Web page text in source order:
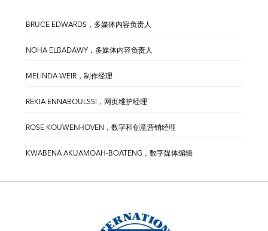
BRUCE EDWARDS，多媒体内容负责人
NOHA ELBADAWY，多媒体内容负责人
MELINDA WEIR，制作经理
REKIA ENNABOULSSI，网页维护经理
ROSE KOUWENHOVEN，数字和创意营销经理
KWABENA AKUAMOAH-BOATENG，数字媒体编辑